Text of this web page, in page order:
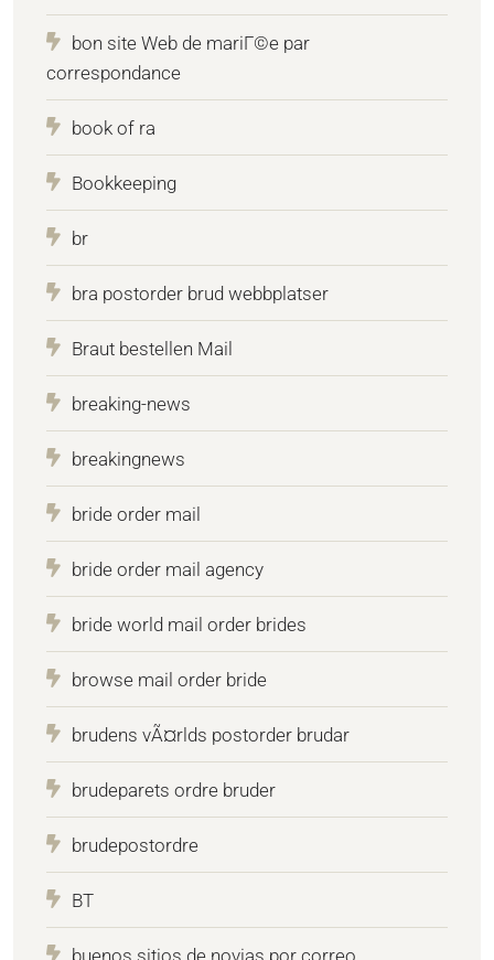
bon site Web de mariГ©e par
correspondance
book of ra
Bookkeeping
br
bra postorder brud webbplatser
Braut bestellen Mail
breaking-news
breakingnews
bride order mail
bride order mail agency
bride world mail order brides
browse mail order bride
brudens vÃ¤rlds postorder brudar
brudeparets ordre bruder
brudepostordre
BT
buenos sitios de novias por correo